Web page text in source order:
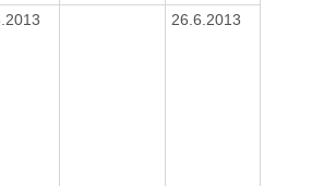
26.6.2013